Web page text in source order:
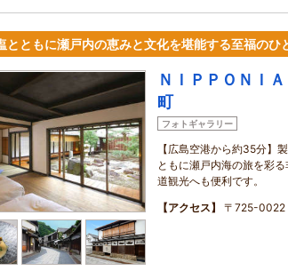
とともに瀬戸内の恵みと文化を堪能する至福のひ
ＮＩＰＰＯＮ
町
フォトギャラリー
【広島空港から約35分】
ともに瀬戸内海の旅を彩
道観光へも便利です。
【アクセス】
〒725-0022